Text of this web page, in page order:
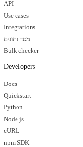
API
Use cases
Integrations
מסד נתונים
Bulk checker
Developers
Docs
Quickstart
Python
Node.js
cURL
npm SDK